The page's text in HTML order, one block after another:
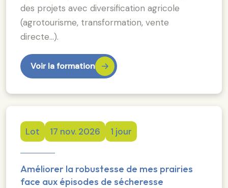
des projets avec diversification agricole
(agrotourisme, transformation, vente
directe...).
Voir la formation
Lot 17 nov. 2026 1 jour
Améliorer la robustesse de mes prairies
face aux épisodes de sécheresse